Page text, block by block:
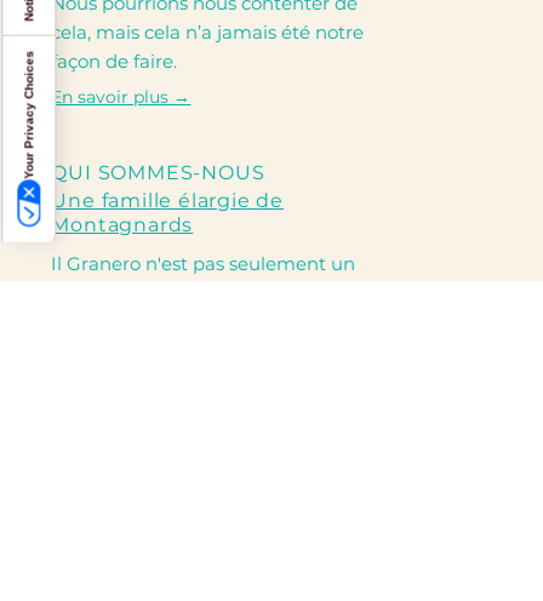
cela, mais cela n’a jamais été notre
façon de faire.
En savoir plus →
QUI SOMMES-NOUS
Une famille élargie de
Montagnards
Il Granero n'est pas seulement un
Your Privacy Choices